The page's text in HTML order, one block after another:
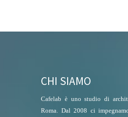
CHI SIAMO
Cafelab è uno studio di
Roma. Dal 2008 ci